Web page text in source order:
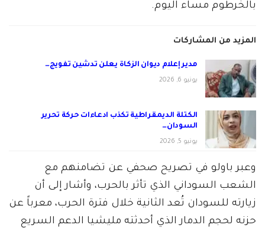
بالخرطوم مساء اليوم.
المزيد من المشاركات
مدير إعلام ديوان الزكاة يعلن تدشين تفويج…
يونيو 6, 2026
الكتلة الديمقراطية تكذب ادعاءات حركة تحرير
السودان…
يونيو 5, 2026
وعبر باولو في تصريح صحفي عن تضامنهم مع
الشعب السوداني الذي تأثر بالحرب، وأشار إلى أن
زيارته للسودان تُعد الثانية خلال فترة الحرب، معرباً عن
حزنه لحجم الدمار الذي أحدثته مليشيا الدعم السريع